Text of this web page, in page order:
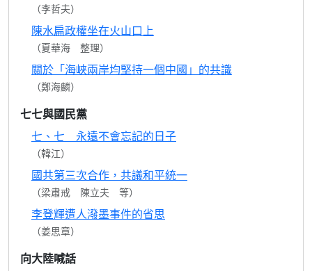
（李哲夫）
陳水扁政權坐在火山口上
（夏華海 整理）
關於「海峽兩岸均堅持一個中國」的共識
（鄭海麟）
七七與國民黨
七、七 永遠不會忘記的日子
（韓江）
國共第三次合作，共議和平統一
（梁肅戒 陳立夫 等）
李登輝遭人潑墨事件的省思
（姜思章）
向大陸喊話